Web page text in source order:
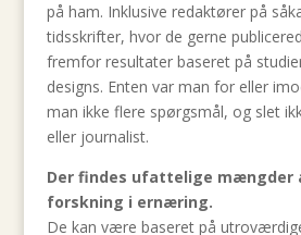
på ham. Inklusive redaktører på
tidsskrifter, hvor de gerne
fremfor resultater baseret på
designs. Enten var man for eller
man ikke flere spørgsmål, og slet
eller journalist.
Der findes ufattelige mængder
forskning i ernæring.
De kan være baseret på